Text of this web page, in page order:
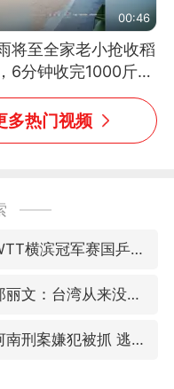
00:46
将至全家老小抢收稻
6分钟收完1000斤，
一个人掉链子
多热门视频
WTT横滨冠军赛国乒女单三将晋级四强
郑丽文：台湾从来没有“独立”过
河南刑案嫌犯被抓 逃窜时伤害多人